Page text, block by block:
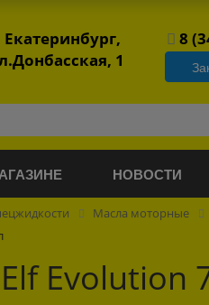
Екатеринбург,
1
8
НОВОСТИ
Масла моторные
Evolution